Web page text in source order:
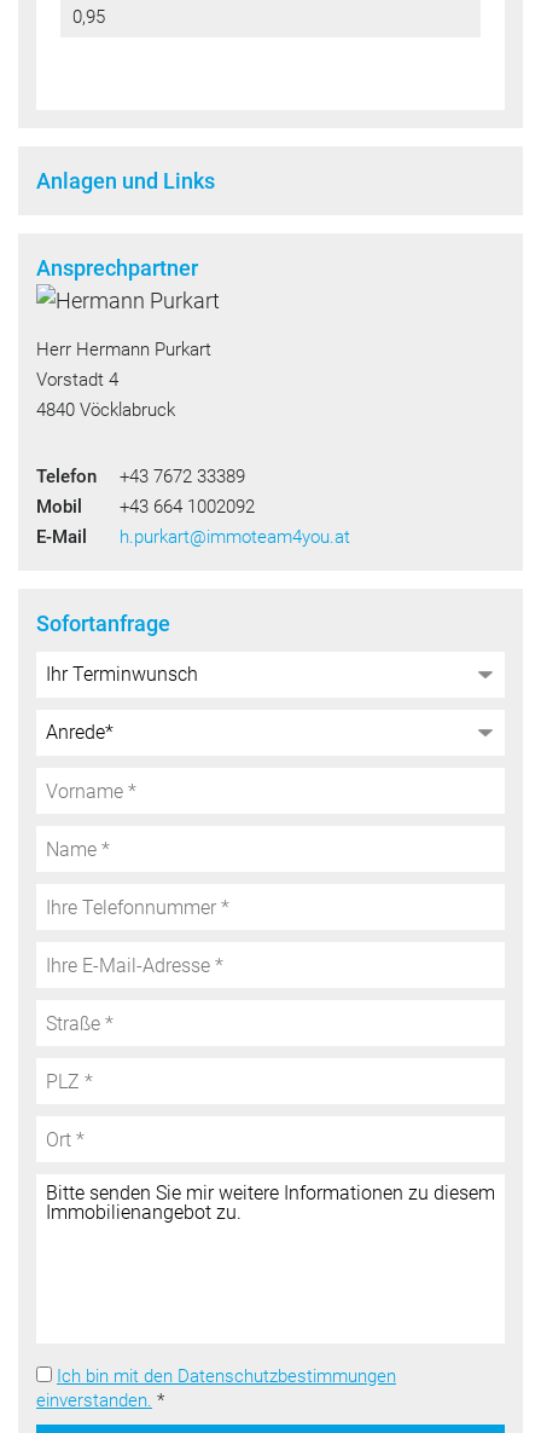
0,95
Anlagen und Links
Ansprechpartner
Herr Hermann Purkart
Vorstadt 4
4840 Vöcklabruck
Telefon
+43 7672 33389
Mobil
+43 664 1002092
E-Mail
h.purkart@immoteam4you.at
Sofortanfrage
Ich bin mit den Datenschutzbestimmungen
einverstanden. *